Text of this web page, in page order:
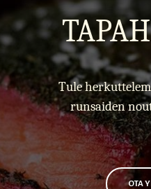
Tule
runsaiden
OTA